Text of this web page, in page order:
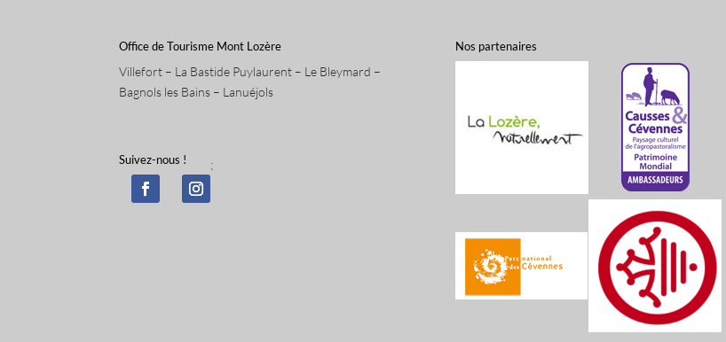
Office de Tourisme Mont Lozère
Villefort – La Bastide Puylaurent – Le Bleymard –
Bagnols les Bains – Lanuéjols
Suivez-nous ! ;
Nos partenaires